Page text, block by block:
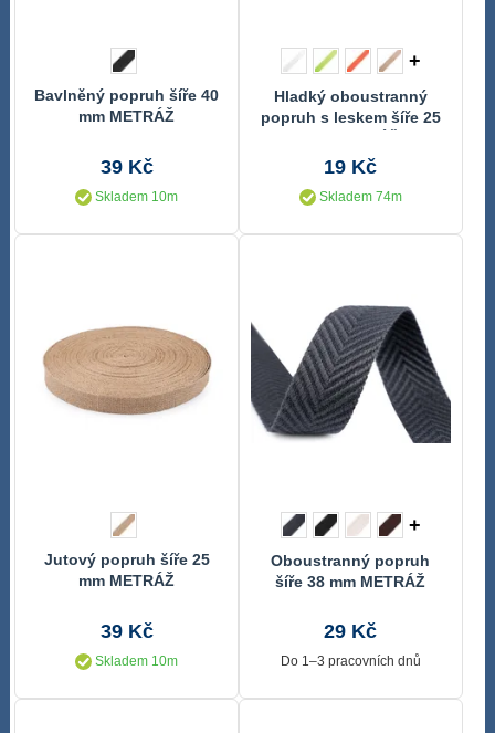
Bavlněný popruh šíře 40
mm METRÁŽ
39 Kč
Skladem 10m
+
Hladký oboustranný
popruh s leskem šíře 25
19 Kč
Skladem 74m
Jutový popruh šíře 25
mm METRÁŽ
39 Kč
Skladem 10m
+
Oboustranný popruh
šíře 38 mm METRÁŽ
29 Kč
Do 1–3 pracovních dnů